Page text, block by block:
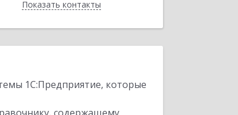
Показать контакты
Назад
1С:Предприятие, которые